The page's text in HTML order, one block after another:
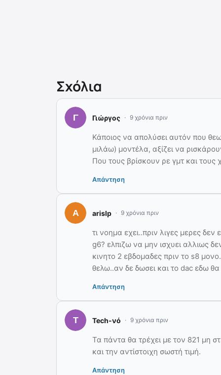
Σχόλια
Γιώργος 9 χρόνια πριν
Κάποιος να απολύσει αυτόν που
μιλάω) μοντέλα, αξίζει να
Που τους βρίσκουν ρε γμτ και
Απάντηση
arislp 9 χρόνια πριν
τι νοημα εχει..πριν λιγες μερες
g6? ελπιζω να μην ισχυει αλλιως
κινητο 2 εβδομαδες πριν το s8
θελω..αν δε δωσει και το dac εδω
Απάντηση
Tech-νό 9 χρόνια πριν
Τα πάντα θα τρέχει με τον 821 μη
και την αντίστοιχη σωστή τιμή.
Απάντηση